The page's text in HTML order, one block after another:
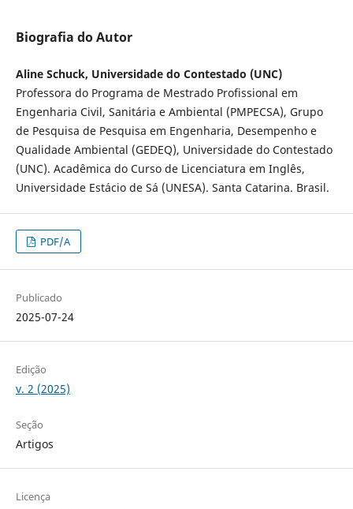
Biografia do Autor
Aline Schuck, Universidade do Contestado (UNC)
Professora do Programa de Mestrado Profissional em
Engenharia Civil, Sanitária e Ambiental (PMPECSA), Grupo
de Pesquisa de Pesquisa em Engenharia, Desempenho e
Qualidade Ambiental (GEDEQ), Universidade do Contestado
(UNC). Acadêmica do Curso de Licenciatura em Inglês,
Universidade Estácio de Sá (UNESA). Santa Catarina. Brasil.
PDF/A
Publicado
2025-07-24
Edição
v. 2 (2025)
Seção
Artigos
Licença